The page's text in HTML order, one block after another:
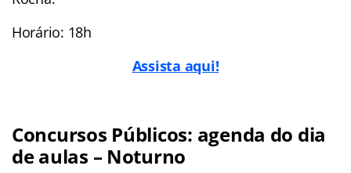
Horário: 18h
Assista aqui!
Concursos Públicos: agenda do dia
de aulas – Noturno